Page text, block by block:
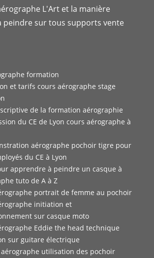
L'Art et la manière
peindre sur tous supports vente
formation
et tarifs cours aérographe stage
de la formation aérographie
du CE de Lyon cours aérographe à
aérographe pochoir tigre pour
du CE à Lyon
apprendre à peindre un casque à
tuto de A à Z
portrait de femme au pochoir
initiation et
sur casque moto
Eddie the head technique
sur guitare électrique
aérographe utilisation des pochoir